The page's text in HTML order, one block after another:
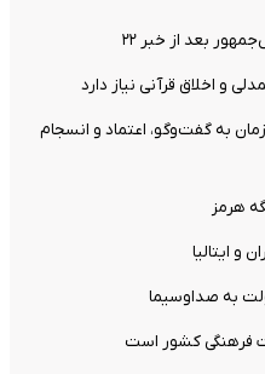
بعد از خبر ۲۲
و اخلاق قرآنی نیاز دارد
به گفت‌وگو، اعتماد و انسجام
هرمز
و ایتالیا
به صداوسیما
فرهنگی کشور است